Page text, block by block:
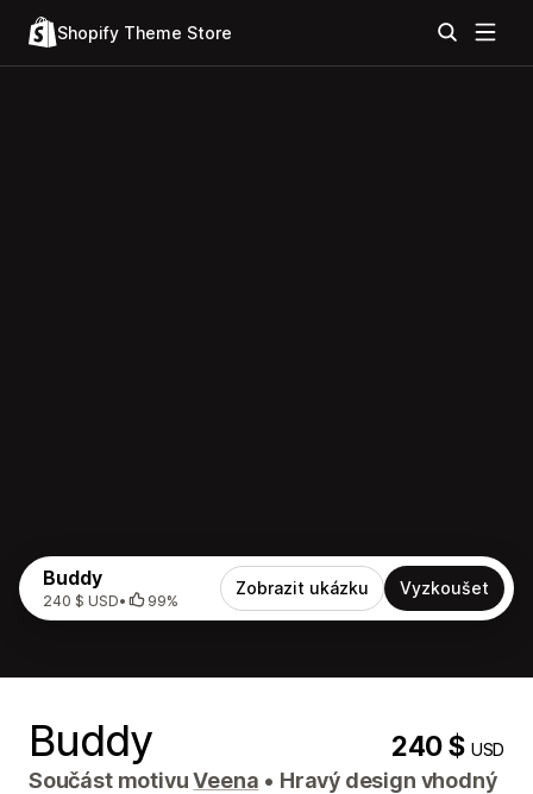
Shopify Theme Store
Buddy
240 $ USD• 99%
Zobrazit ukázku Vyzkoušet
Buddy 240 $USD
Součást motivuVeena • Hravý design vhodný